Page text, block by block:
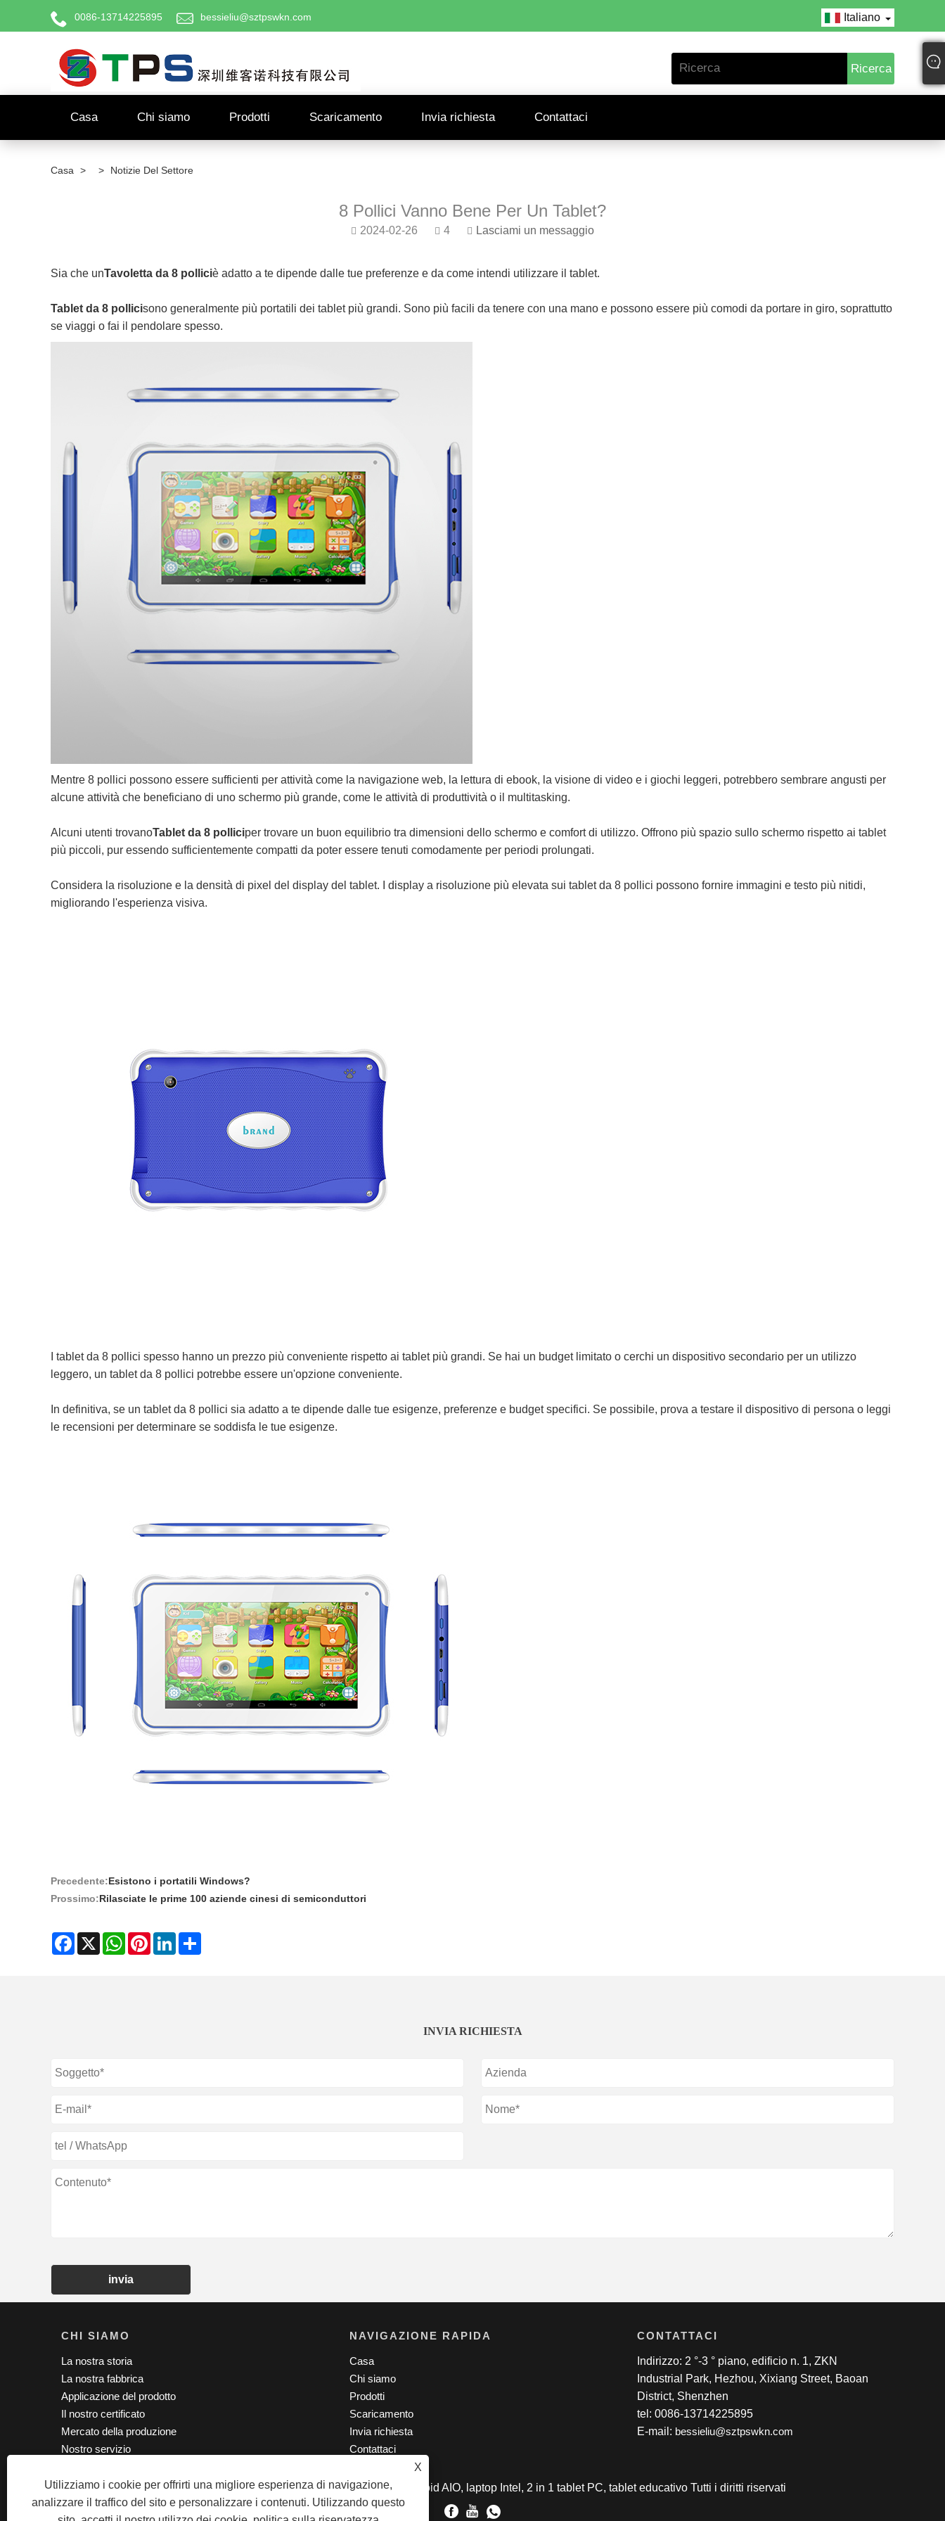
0086-13714225895 bessieliu@sztpswkn.com Italiano
Casa Chi siamo Prodotti Scaricamento Invia richiesta Contattaci
Casa > > Notizie Del Settore
8 Pollici Vanno Bene Per Un Tablet?
2024-02-26 4 Lasciami un messaggio
Sia che unTavoletta da 8 polliciè adatto a te dipende dalle tue preferenze e da come intendi utilizzare il tablet.
Tablet da 8 pollicisono generalmente più portatili dei tablet più grandi. Sono più facili da tenere con una mano e possono essere più comodi da portare in giro, soprattutto
se viaggi o fai il pendolare spesso.
Mentre 8 pollici possono essere sufficienti per attività come la navigazione web, la lettura di ebook, la visione di video e i giochi leggeri, potrebbero sembrare angusti per
alcune attività che beneficiano di uno schermo più grande, come le attività di produttività o il multitasking.
Alcuni utenti trovanoTablet da 8 polliciper trovare un buon equilibrio tra dimensioni dello schermo e comfort di utilizzo. Offrono più spazio sullo schermo rispetto ai tablet
più piccoli, pur essendo sufficientemente compatti da poter essere tenuti comodamente per periodi prolungati.
Considera la risoluzione e la densità di pixel del display del tablet. I display a risoluzione più elevata sui tablet da 8 pollici possono fornire immagini e testo più nitidi,
migliorando l'esperienza visiva.
I tablet da 8 pollici spesso hanno un prezzo più conveniente rispetto ai tablet più grandi. Se hai un budget limitato o cerchi un dispositivo secondario per un utilizzo
leggero, un tablet da 8 pollici potrebbe essere un'opzione conveniente.
In definitiva, se un tablet da 8 pollici sia adatto a te dipende dalle tue esigenze, preferenze e budget specifici. Se possibile, prova a testare il dispositivo di persona o leggi
le recensioni per determinare se soddisfa le tue esigenze.
Precedente:Esistono i portatili Windows?
Prossimo:Rilasciate le prime 100 aziende cinesi di semiconduttori
Facebook
X WhatsApp
PinterestLinkedIn
INVIA RICHIESTA
invia
X
Utilizziamo i cookie per offrirti una migliore esperienza di navigazione,
analizzare il traffico del sito e personalizzare i contenuti. Utilizzando questo
CHI SIAMO
La nostra storia
La nostra fabbrica
Applicazione del prodotto
Il nostro certificato
Mercato della produzione
Nostro servizio
NAVIGAZIONE RAPIDA
Casa
Chi siamo
Prodotti
Scaricamento
Invia richiesta
Contattaci
CONTATTACI
Indirizzo: 2 °-3 ° piano, edificio n. 1, ZKN
Industrial Park, Hezhou, Xixiang Street, Baoan
District, Shenzhen
tel: 0086-13714225895
E-mail: bessieliu@sztpswkn.com
Copyright © 2020 SZ TPS CO., Ltd. - Tablet PC, Android AIO, laptop Intel, 2 in 1 tablet PC, tablet educativo Tutti i diritti riservati